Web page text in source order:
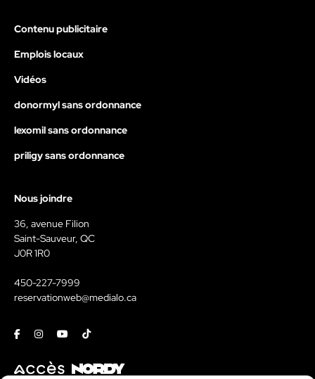
Contenu publicitaire
Emplois locaux
Vidéos
donormyl sans ordonnance
lexomil sans ordonnance
priligy sans ordonnance
Nous joindre
36, avenue Filion
Saint-Sauveur, QC
J0R 1R0
450-227-7999
reservationweb@medialo.ca
FacebookInstagramYoutubeTiktok